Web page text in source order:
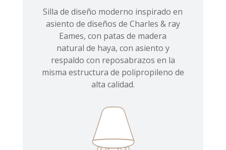
Silla de diseño moderno inspirado en
asiento de diseños de Charles & ray
Eames, con patas de madera
natural de haya, con asiento y
respaldo con reposabrazos en la
misma estructura de polipropileno de
alta calidad.